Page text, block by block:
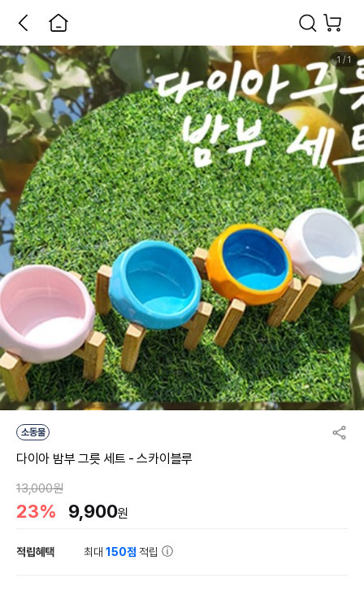
1 / 1
소동물
다이아 밤부 그릇 세트 - 스카이블루
13,000원
23% 9,900원
적립혜택 최대150점 적립